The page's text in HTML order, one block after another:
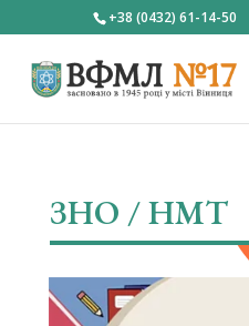
+38 (0432) 61-14-50
ЗНО / НМТ